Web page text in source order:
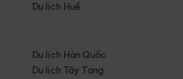
Du lịch Huế
Du lịch Hàn Quốc
Du lịch Tây Tạng